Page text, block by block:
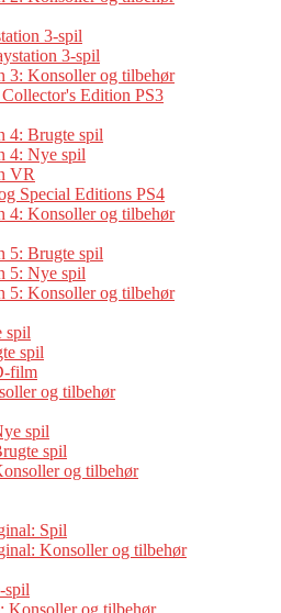
3-spil
3-spil
3: Konsoller og tilbehør
Edition PS3
4: Brugte spil
4: Nye spil
VR
Special Editions PS4
4: Konsoller og tilbehør
5: Brugte spil
5: Nye spil
5: Konsoller og tilbehør
spil
spil
film
og tilbehør
spil
spil
og tilbehør
Spil
Konsoller og tilbehør
spil